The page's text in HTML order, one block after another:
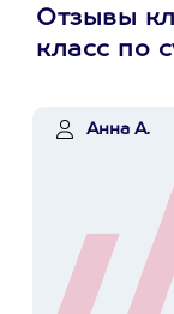
Отзывы
класс по
Анна А.